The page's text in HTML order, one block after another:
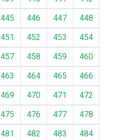
445 446 447
448
451 452 453
454
457 458 459
460
463 464 465
466
469 470 471
472
475 476 477
478
481 482 483
484